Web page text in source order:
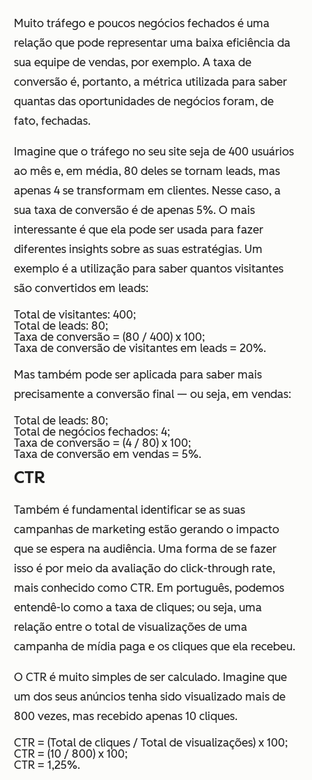
Muito tráfego e poucos negócios fechados é uma
relação que pode representar uma baixa eficiência da
sua equipe de vendas, por exemplo. A taxa de
conversão é, portanto, a métrica utilizada para saber
quantas das oportunidades de negócios foram, de
fato, fechadas.
Imagine que o tráfego no seu site seja de 400 usuários
ao mês e, em média, 80 deles se tornam leads, mas
apenas 4 se transformam em clientes. Nesse caso, a
sua taxa de conversão é de apenas 5%. O mais
interessante é que ela pode ser usada para fazer
diferentes insights sobre as suas estratégias. Um
exemplo é a utilização para saber quantos visitantes
são convertidos em leads:
Total de visitantes: 400;
Total de leads: 80;
Taxa de conversão = (80 / 400) x 100;
Taxa de conversão de visitantes em leads = 20%.
Mas também pode ser aplicada para saber mais
precisamente a conversão final — ou seja, em vendas:
Total de leads: 80;
Total de negócios fechados: 4;
Taxa de conversão = (4 / 80) x 100;
Taxa de conversão em vendas = 5%.
CTR
Também é fundamental identificar se as suas
campanhas de marketing estão gerando o impacto
que se espera na audiência. Uma forma de se fazer
isso é por meio da avaliação do click-through rate,
mais conhecido como CTR. Em português, podemos
entendê-lo como a taxa de cliques; ou seja, uma
relação entre o total de visualizações de uma
campanha de mídia paga e os cliques que ela recebeu.
O CTR é muito simples de ser calculado. Imagine que
um dos seus anúncios tenha sido visualizado mais de
800 vezes, mas recebido apenas 10 cliques.
CTR = (Total de cliques / Total de visualizações) x 100;
CTR = (10 / 800) x 100;
CTR = 1,25%.